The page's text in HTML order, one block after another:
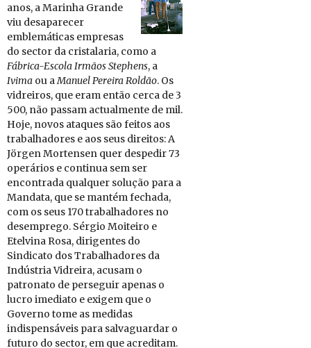
anos, a Marinha Grande
viu desaparecer
emblemáticas empresas
do sector da cristalaria, como a
Fá­brica-Es­cola Ir­mãos Stephens, a
Ivima ou aMa­nuel Pe­reira Roldão. Os
vidreiros, que eram então cerca de 3
500, não passam actualmente de mil.
Hoje, novos ataques são feitos aos
trabalhadores e aos seus direitos: A
Jörgen Mortensen quer despedir 73
operários e continua sem ser
encontrada qualquer solução para a
Mandata, que se mantém fechada,
com os seus 170 trabalhadores no
desemprego. Sérgio Moiteiro e
Etelvina Rosa, dirigentes do
Sindicato dos Trabalhadores da
Indústria Vidreira, acusam o
patronato de perseguir apenas o
lucro imediato e exigem que o
Governo tome as medidas
indispensáveis para salvaguardar o
futuro do sector, em que acreditam.